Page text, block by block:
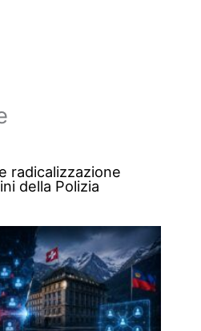
radicalizzazione
della Polizia